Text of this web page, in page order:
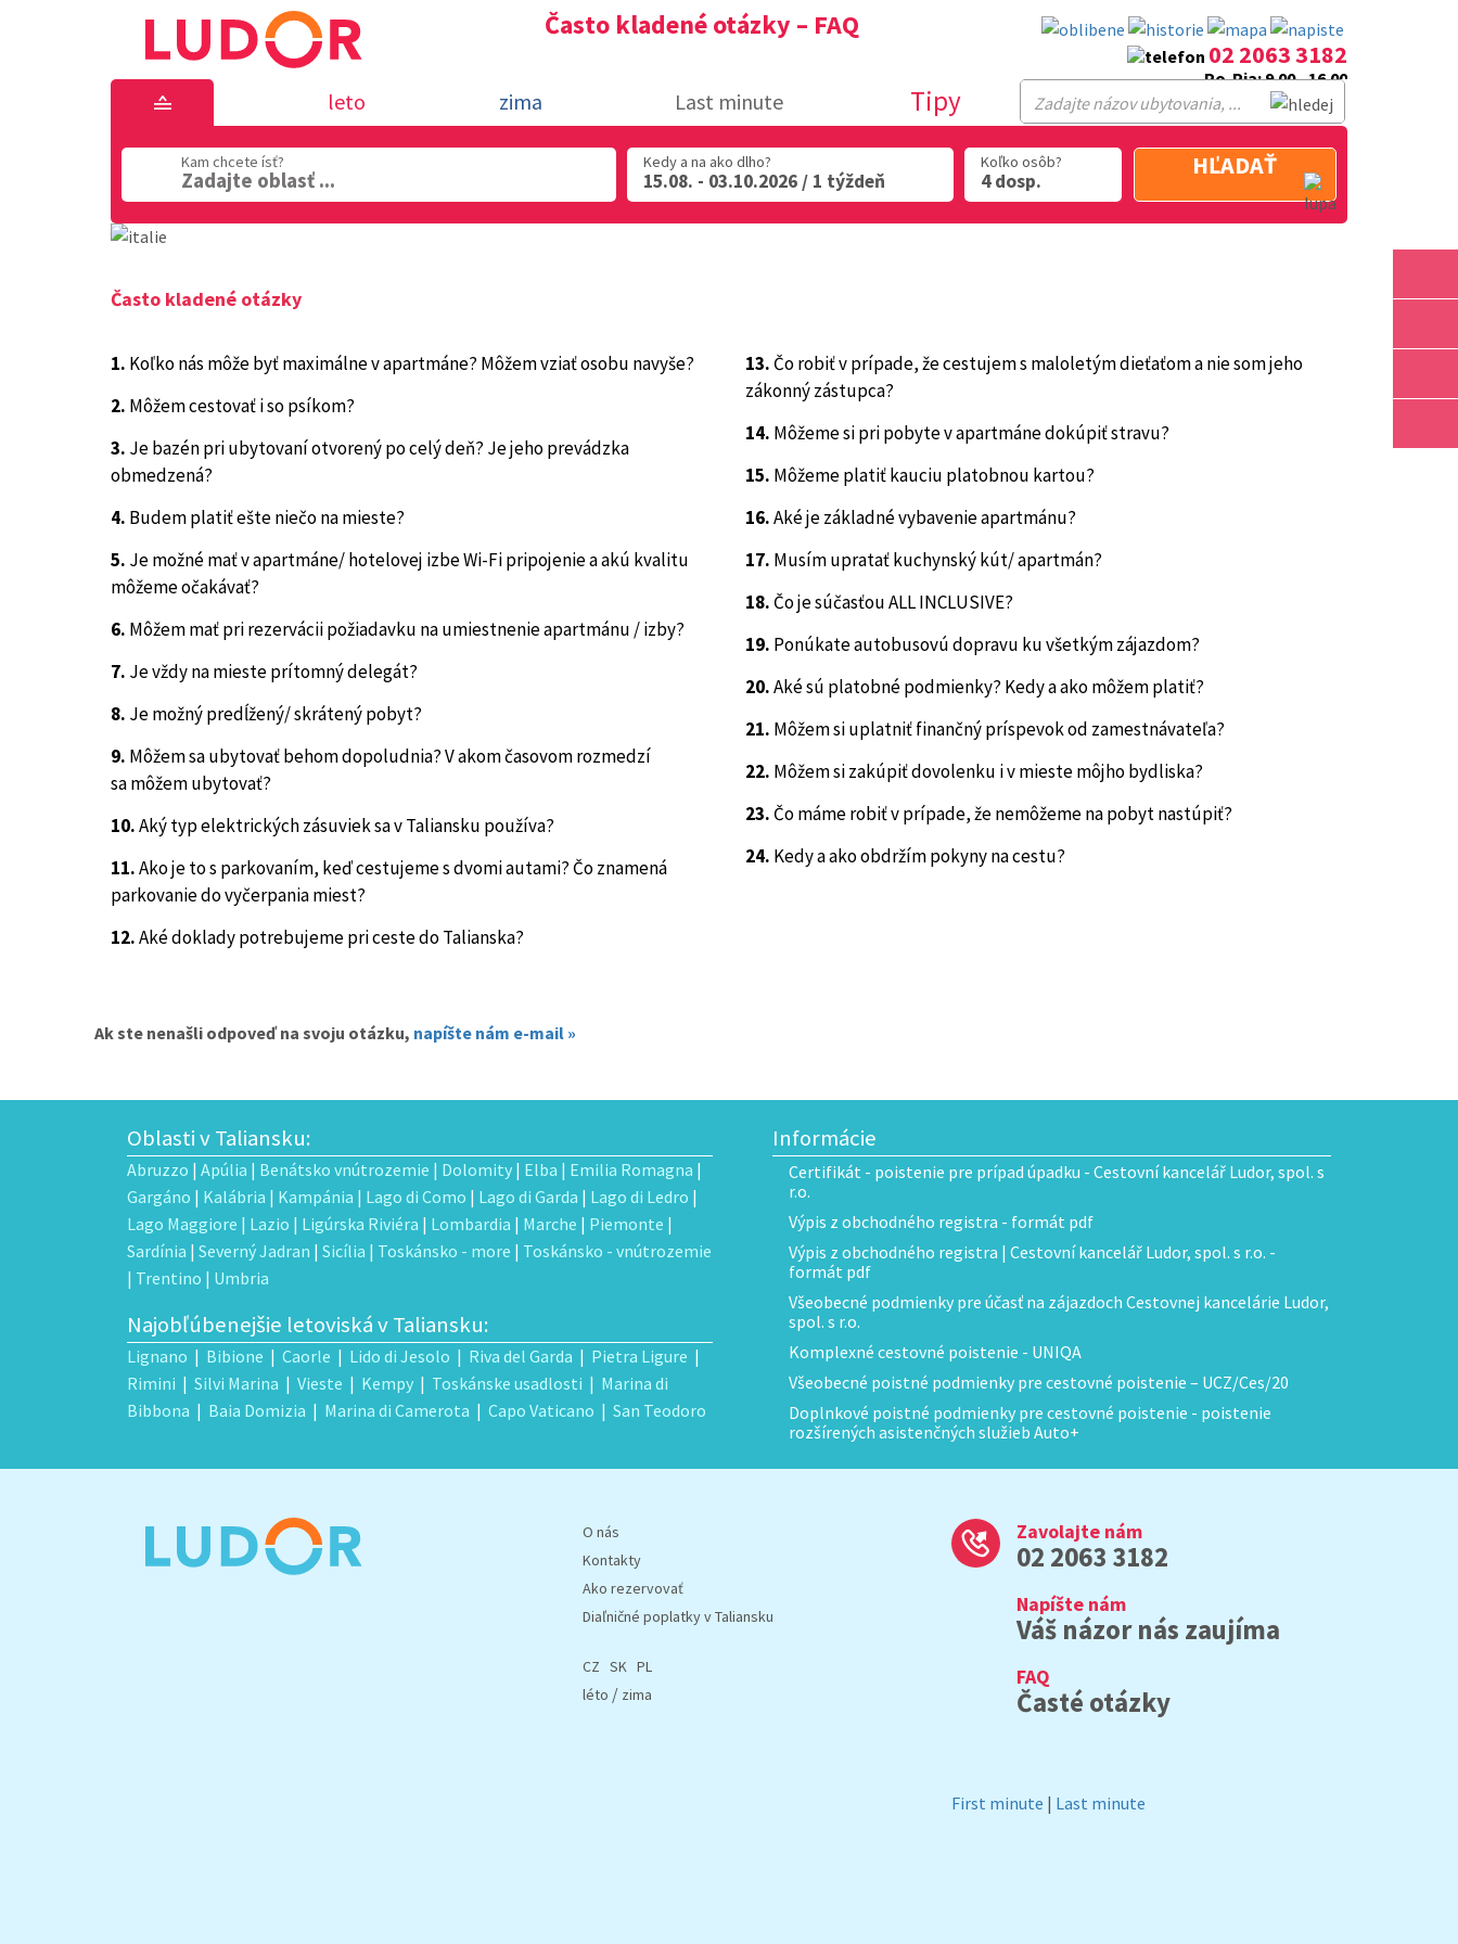
Často kladené otázky – FAQ
02 2063 3182
Po-Pia: 9.00 - 16.00
leto zima Last minute Tipy
Kam chcete ísť?
Zadajte oblasť ...
Kedy a na ako dlho?
15.08. - 03.10.2026 / 1 týždeň
Koľko osôb?
4 dosp.
HĽADAŤ
Často kladené otázky
1. Koľko nás môže byť maximálne v apartmáne? Môžem vziať osobu navyše?
2. Môžem cestovať i so psíkom?
3. Je bazén pri ubytovaní otvorený po celý deň? Je jeho prevádzka
obmedzená?
4. Budem platiť ešte niečo na mieste?
5. Je možné mať v apartmáne/ hotelovej izbe Wi-Fi pripojenie a akú kvalitu
môžeme očakávať?
6. Môžem mať pri rezervácii požiadavku na umiestnenie apartmánu / izby?
7. Je vždy na mieste prítomný delegát?
8. Je možný predĺžený/ skrátený pobyt?
9. Môžem sa ubytovať behom dopoludnia? V akom časovom rozmedzí
sa môžem ubytovať?
10.Aký typ elektrických zásuviek sa v Taliansku používa?
11.Ako je to s parkovaním, keď cestujeme s dvomi autami? Čo znamená
parkovanie do vyčerpania miest?
12.Aké doklady potrebujeme pri ceste do Talianska?
13. Čo robiť v prípade, že cestujem s maloletým dieťaťom a nie som jeho
zákonný zástupca?
14. Môžeme si pri pobyte v apartmáne dokúpiť stravu?
15. Môžeme platiť kauciu platobnou kartou?
16.Aké je základné vybavenie apartmánu?
17. Musím upratať kuchynský kút/ apartmán?
18. Čo je súčasťou ALL INCLUSIVE?
19. Ponúkate autobusovú dopravu ku všetkým zájazdom?
20.Aké sú platobné podmienky? Kedy a ako môžem platiť?
21. Môžem si uplatniť finančný príspevok od zamestnávateľa?
22. Môžem si zakúpiť dovolenku i v mieste môjho bydliska?
23. Čo máme robiť v prípade, že nemôžeme na pobyt nastúpiť?
24. Kedy a ako obdržím pokyny na cestu?
Ak ste nenašli odpoveď na svoju otázku, napíšte nám e-mail »
Oblasti v Taliansku:
Abruzzo | Apúlia | Benátsko vnútrozemie | Dolomity | Elba | Emilia Romagna |
Gargáno | Kalábria | Kampánia | Lago di Como | Lago di Garda | Lago di Ledro |
Lago Maggiore | Lazio | Ligúrska Riviéra | Lombardia | Marche | Piemonte |
Sardínia | Severný Jadran | Sicília | Toskánsko - more | Toskánsko - vnútrozemie
| Trentino | Umbria
Najobľúbenejšie letoviská v Taliansku:
Lignano | Bibione | Caorle | Lido di Jesolo | Riva del Garda | Pietra Ligure |
Rimini | Silvi Marina | Vieste | Kempy | Toskánske usadlosti | Marina di
Bibbona | Baia Domizia | Marina di Camerota | Capo Vaticano | San Teodoro
Informácie
Certifikát - poistenie pre prípad úpadku - Cestovní kancelář Ludor, spol. s
r.o.
Výpis z obchodného registra - formát pdf
Výpis z obchodného registra | Cestovní kancelář Ludor, spol. s r.o. -
formát pdf
Všeobecné podmienky pre účasť na zájazdoch Cestovnej kancelárie Ludor,
spol. s r.o.
Komplexné cestovné poistenie - UNIQA
Všeobecné poistné podmienky pre cestovné poistenie – UCZ/Ces/20
Doplnkové poistné podmienky pre cestovné poistenie - poistenie
rozšírených asistenčných služieb Auto+
O nás
Kontakty
Ako rezervovať
Diaľničné poplatky v Taliansku
CZ SK PL
léto / zima
Zavolajte nám
02 2063 3182
Napíšte nám
Váš názor nás zaujíma
FAQ
Časté otázky
First minute | Last minute